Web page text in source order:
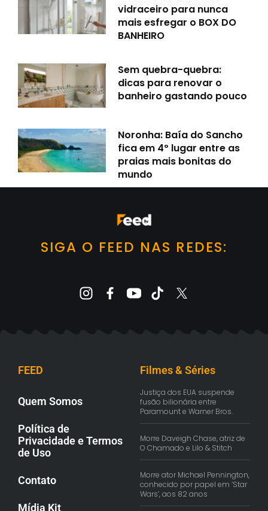
vidraceiro para nunca
mais esfregar o BOX DO
BANHEIRO
Sem quebra-quebra:
dicas para renovar o
banheiro gastando pouco
Noronha: Baía do Sancho
fica em 4º lugar entre as
praias mais bonitas do
mundo
SIGA O FEED NAS REDES:
FEED
Quem Somos
Política de
Privacidade e Termos
de Uso
Contato
Mídia Kit
Filmes & Séries
Justiça dos EUA suspende
fusão bilionária entre
Paramount e Warner Bros.
Morre Daveigh Chase, atriz de
O Chamado e Lilo & Stitch
Morre ator Michael Pennington,
conhecido por papel em ‘Star
Wars’, aos 82 anos